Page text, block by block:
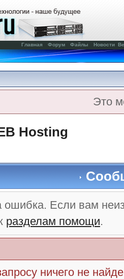
Главная Форум Файлы Новости
Это
Hosting
Если вам
разделам помощи.
ничего не